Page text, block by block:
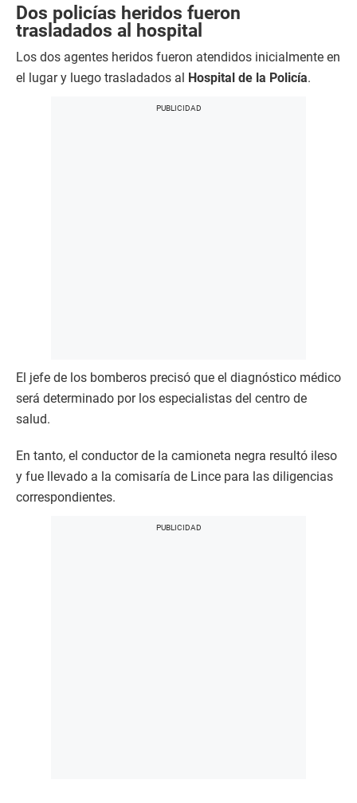
Dos policías heridos fueron
trasladados al hospital
Los dos agentes heridos fueron atendidos inicialmente en
el lugar y luego trasladados al Hospital de la Policía.
El jefe de los bomberos precisó que el diagnóstico médico
será determinado por los especialistas del centro de
salud.
En tanto, el conductor de la camioneta negra resultó ileso
y fue llevado a la comisaría de Lince para las diligencias
correspondientes.